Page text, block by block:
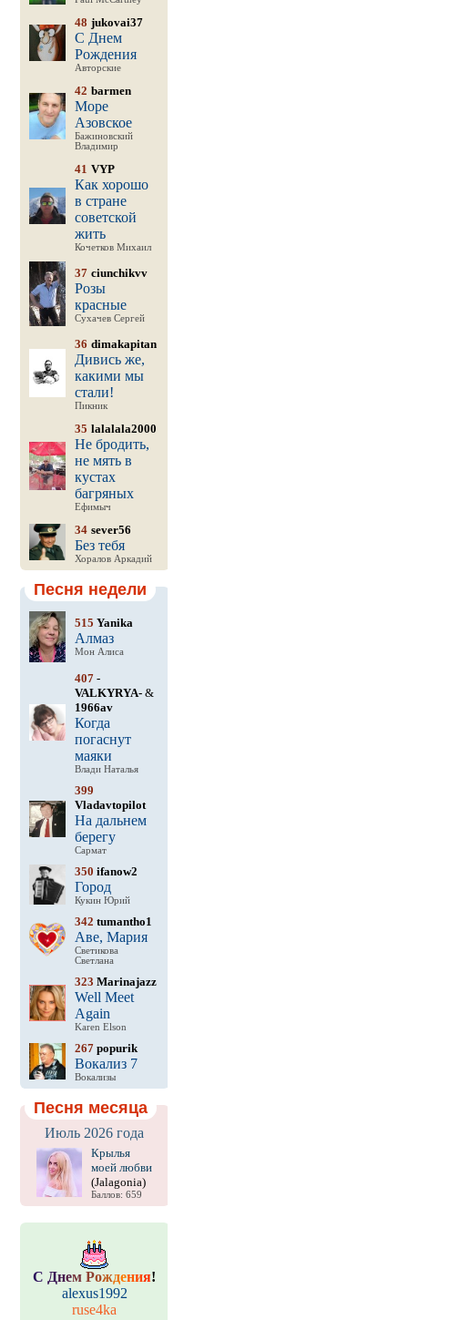
48 jukovai37
С Днем
Рождения
Авторские
42 barmen
Море
Азовское
Бажиновский
Владимир
41 VYP
Как хорошо
в стране
советской
жить
Кочетков Михаил
37 ciunchikvv
Розы
красные
Сухачев Сергей
36 dimakapitan
Дивись же,
какими мы
стали!
Пикник
35 lalalala2000
Не бродить,
не мять в
кустах
багряных
Ефимыч
34 sever56
Без тебя
Хоралов Аркадий
Песня недели
515 Yanika
Алмаз
Мон Алиса
407-
VALKYRYA-&
1966av
Когда
погаснут
маяки
Влади Наталья
399
Vladavtopilot
На дальнем
берегу
Сармат
350 ifanow2
Город
Кукин Юрий
342 tumantho1
Аве, Мария
Светикова
Светлана
323 Marinajazz
Well Meet
Again
Karen Elson
267popurik
Вокализ 7
Вокализы
Песня месяца
Июль 2026 года
Крылья
моей любви
(Jalagonia)
Баллов: 659
С Днем Рождения!
alexus1992
ruse4ka